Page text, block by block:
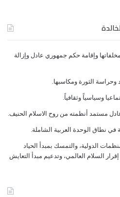
ﻭﺇﻗﺎﻣﺔ ﺣﻜﻢ ﺟﻤﻬﻮﺭﻱ ﻋﺎﺩﻝ ﻭﺇﺯﺍﻟﺔ
ﺍﻟﺜﻮﺭﺓ ﻭﻣﻜﺎﺳﺒﻬﺎ.
ﻭﺳﻴﺎﺳﻴﺎً ﻭﺛﻘﺎﻓﻴﺎً.
ﻣﺴﺘﻤﺪ ﺃﻧﻈﻤﺘﻪ ﻣﻦ ﺭﻭﺡ ﺍﻻﺳﻼﻡ ﺍﻟﺤﻨﻴﻒ.
ﻧﻄﺎﻕ ﺍﻟﻮﺣﺪﺓ ﺍﻟﻌﺮﺑﻴﺔ ﺍﻟﺸﺎﻣﻠﺔ.
ﺍﻟﺪﻭﻟﻴﺔ، ﻭﺍﻟﺘﻤﺴﻚ ﺑﻤﺒﺪﺃ ﺍﻟﺤﻴﺎﺩ
ﺍﻟﺴﻼﻡ ﺍﻟﻌﺎﻟﻤﻲ، ﻭﺗﺪﻋﻴﻢ ﻣﺒﺪﺃ ﺍﻟﺘﻌﺎﻳﺶ